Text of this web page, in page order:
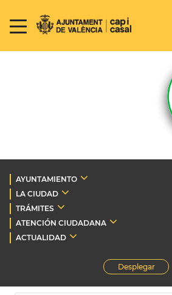
AYUNTAMIENTO
LA CIUDAD
TRÁMITES
ATENCIÓN CIUDADANA
ACTUALIDAD
Desplegar